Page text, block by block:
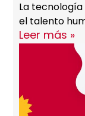
La
el talento
Leer más »